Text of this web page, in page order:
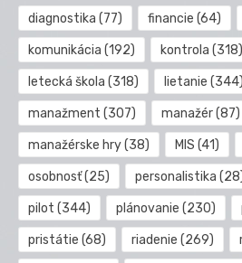
diagnostika (77) financie (64)
komunikácia (192) kontrola (318)
letecká škola (318) lietanie (344)
manažment (307) manažér(87)
manažérske hry(38) MIS (41)
osobnosť(25) personalistika
pilot (344) plánovanie (230)
pristátie (68) riadenie (269)